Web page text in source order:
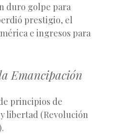
duro golpe para
prestigio, el
e ingresos para
Emancipación
principios de
libertad (Revolución